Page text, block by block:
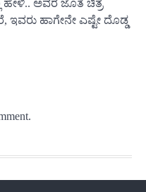
ಹೇಳಿ.. ಅವರ ಜೊತೆ ಚಿತ್ರ
ಹಾಗೇನೇ ಎಷ್ಟೇ ದೊಡ್ಡ